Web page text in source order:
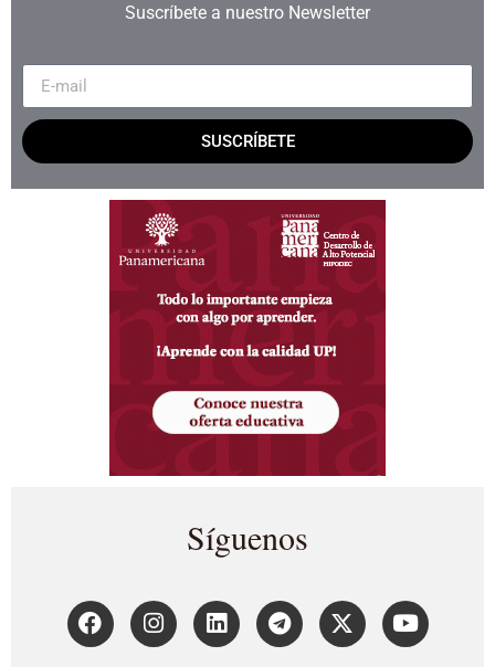
Suscríbete a nuestro Newsletter
SUSCRÍBETE
Síguenos